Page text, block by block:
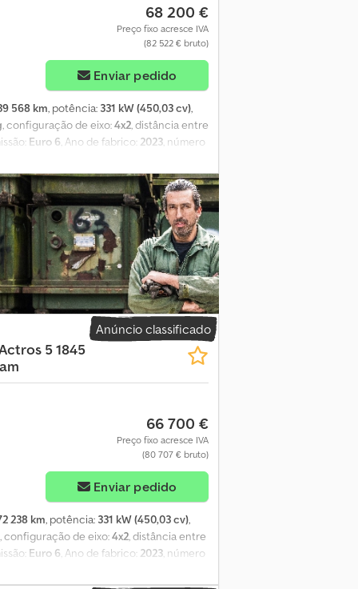
68 200 €
Preço fixo acresce IVA
(82 522 € bruto)
Enviar pedido
568 km, potência: 331 kW (450,03 cv),
, configuração de eixo:4x2, distância entre
Euro 6, Ano de fabrico: 2023, número
(PPC). Controle de velocidade.
Ah, isentas de manutenção. Motor
automática. Mercedes PowerShift
de frenagem de emergência avançado
Climatização automática. Banco do
do acompanhante. Cama superior de
Geladeira retrátil sob a cama inferior.
legal a partir de 21.08.2023 Sistema
ativo de frenagem 5. Pneus do eixo
do eixo motriz 2,41 Quinta roda de
configuração 4x2. Tanque de 790 l + 120
tanque, 430 l, à direita, 735 x 700 x
de dados do caminhão 7. Interface
Faróis de neblina halógenos. Luz
direita - 9 mm Traseiro esquerdo
Traseiro direito externo - 8 mm
Anúncio classificado
5 1845
66 700 €
Preço fixo acresce IVA
(80 707 € bruto)
Enviar pedido
238 km, potência: 331 kW (450,03 cv),
, configuração de eixo:4x2, distância entre
Euro 6, Ano de fabrico: 2023, número